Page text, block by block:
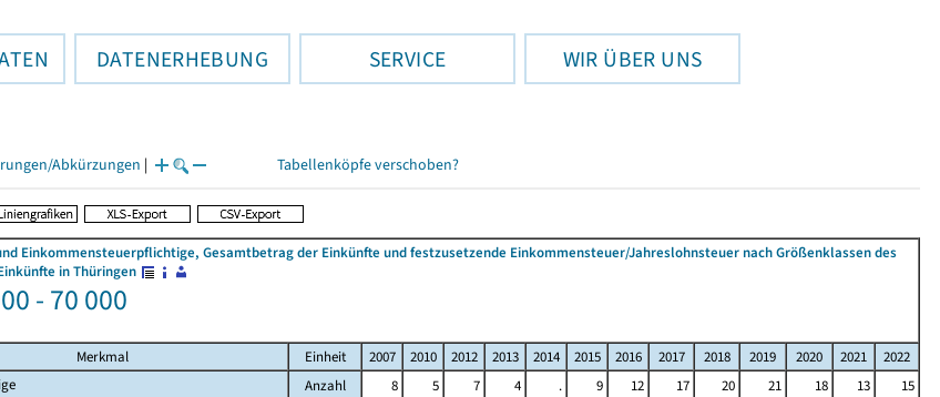
DATENERHEBUNG SERVICE WIR ÜBER UNS
Abkürzungen | Tabellenköpfe verschoben?
Einkommensteuerpflichtige, Gesamtbetrag der Einkünfte und festzusetzende Einkommensteuer/Jahreslohnsteuer nach Größenklassen des
in Thüringen
- 70 000
Merkmal Einheit 2007 2010 2012 2013 2014 2015 2016 2017 2018 2019 2020 2021
2022
Anzahl 8 5 7 4 . 9 12 17 20 21 18 13
15